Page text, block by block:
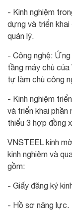
- Kinh nghiệm
dựng và triển
quản lý.
- Công nghệ:
tầng máy chủ
tự làm chủ công
- Kinh nghiệm
và triển khai phần
thiểu 3 hợp đồng
VNSTEEL kính
kinh nghiệm và
gồm:
- Giấy đăng ký
- Hồ sơ năng lực.